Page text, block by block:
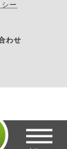
ー
わせ